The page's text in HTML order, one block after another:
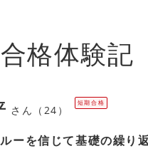
格体験記
さん（24）
短期合格
ーを信じて基礎の繰り